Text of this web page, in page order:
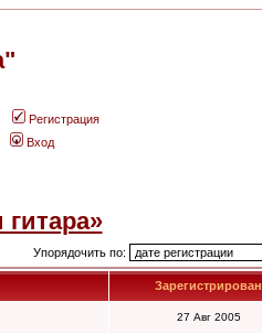
Регистрация
Вход
Упорядочить по:
Зарегистрирован
27 Авг 2005